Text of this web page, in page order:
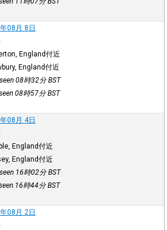
08月 8日
England付近
England付近
08時32分BST
08時57分BST
08月 4日
England付近
England付近
16時02分BST
16時44分BST
08月 2日